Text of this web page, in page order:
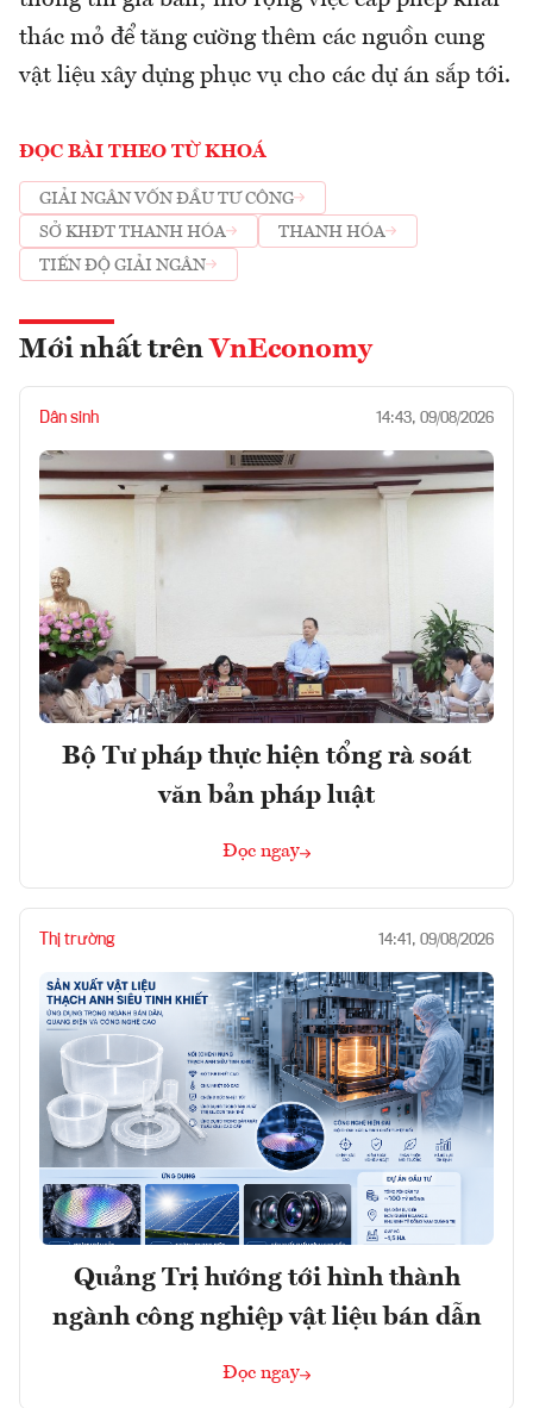
thác mỏ để tăng cường thêm các nguồn cung
vật liệu xây dựng phục vụ cho các dự án sắp tới.
ĐỌC BÀI THEO TỪ KHOÁ
GIẢI NGÂN VỐN ĐẦU TƯ CÔNG
SỞ KHĐT THANH HÓA
THANH HÓA
TIẾN ĐỘ GIẢI NGÂN
Mới nhất trên VnEconomy
Dân sinh 14:43, 09/08/2026
Bộ Tư pháp thực hiện tổng rà soát
văn bản pháp luật
Đọc ngay
Thị trường 14:41, 09/08/2026
Quảng Trị hướng tới hình thành
ngành công nghiệp vật liệu bán dẫn
Đọc ngay